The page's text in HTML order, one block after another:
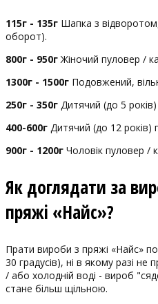
115г - 135г Шапка з
оборот).
800г - 950гЖіночий пуловер /
1300г - 1500г Подовжений,
250г - 350г Дитячий (до 5
400-600г Дитячий (до 12 років)
900г - 1200г Чоловік пуловер /
Як доглядати за
пряжі «Найс»?
Прати вироби з пряжі «Найс»
30 градусів), ні в якому разі не
/ або холодній воді - вироб
стане більш щільною.